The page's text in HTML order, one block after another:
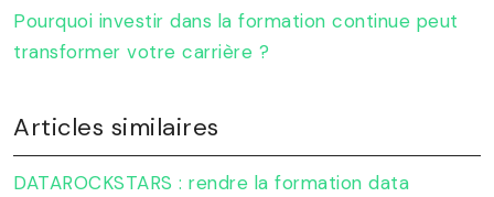
Pourquoi investir dans la formation continue peut
transformer votre carrière ?
Articles similaires
DATAROCKSTARS : rendre la formation data